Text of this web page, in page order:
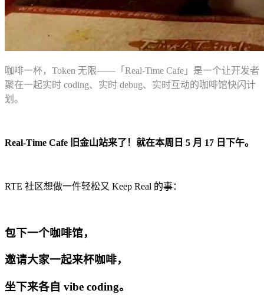
咖啡一杯，Token 无限——「Real-Time Cafe」是一个让开发者
聚在一起实时 coding、实时 debug、实时互动的咖啡馆快闪计
划。
Real-Time Cafe 旧金山站来了！就在本周日 5 月 17 日下午。
RTE 社区想做一件轻松又 Keep Real 的事：
包下一个咖啡馆，
邀请大家一起来杯咖啡，
坐下来各自 vibe coding。